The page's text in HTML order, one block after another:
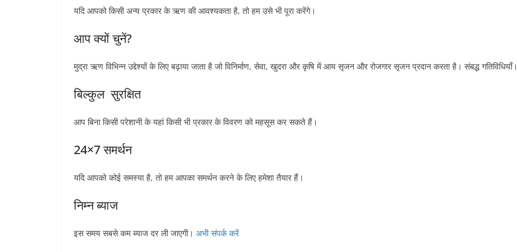
यदि आपको किसी अन्य प्रकार के ऋण की आवश्यकता है, तो हम उसे भी पूरा करेंगे।
आप क्यों चुनें?
मुद्रा ऋण विभिन्न उद्देश्यों के लिए बढ़ाया जाता है जो विनिर्माण, सेवा, खुदरा और कृषि में आय सृजन और रोजगार सृजन प्रदान करता है। संबद्ध गतिविधियाँ।
बिल्कुल सुरक्षित
आप बिना किसी परेशानी के यहां किसी भी प्रकार के विवरण को महसूस कर सकते हैं।
24×7 समर्थन
यदि आपको कोई समस्या है, तो हम आपका समर्थन करने के लिए हमेशा तैयार हैं।
निम्न ब्याज
इस समय सबसे कम ब्याज दर ली जाएगी। अभी संपर्क करें